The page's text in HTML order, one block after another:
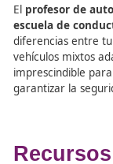
Elprofesor de
cualquiera de
inmovilización